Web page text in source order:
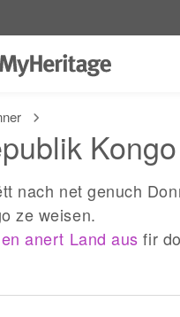
nach net genuch
ze weisen.
anert Land aus fir